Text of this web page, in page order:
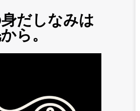
だしなみは
ら。